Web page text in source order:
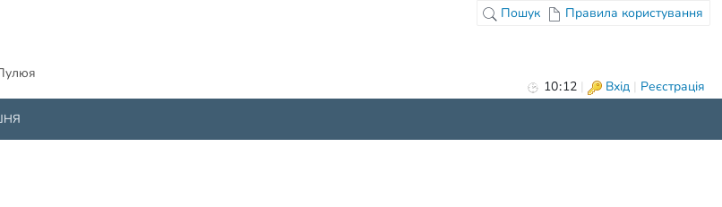
Пошук Правила користування
10:12 | Вхід| Реєстрація